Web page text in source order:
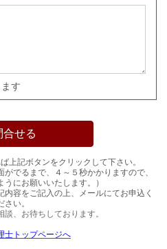
す
上記ボタンをクリックして下さい。
がでるまで、４～５秒かかりますので、
にお願いいたします。）
容をご記入の上、メールにてお申込く
さい。
、お待ちしております。
士トップページへ